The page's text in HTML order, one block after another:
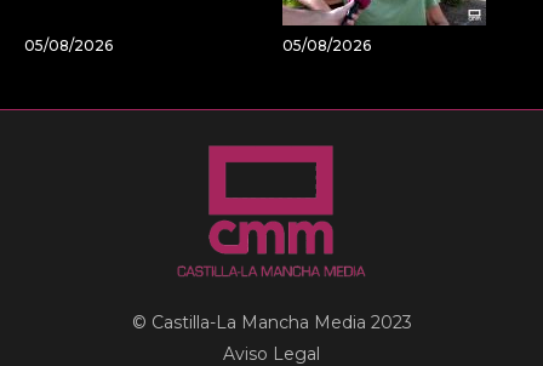
05/08/2026 05/08/2026
© Castilla-La Mancha Media 2023
Aviso Legal